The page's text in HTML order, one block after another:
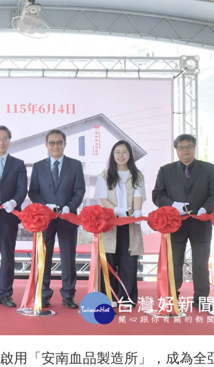
用「安南血品製造所」，成為全